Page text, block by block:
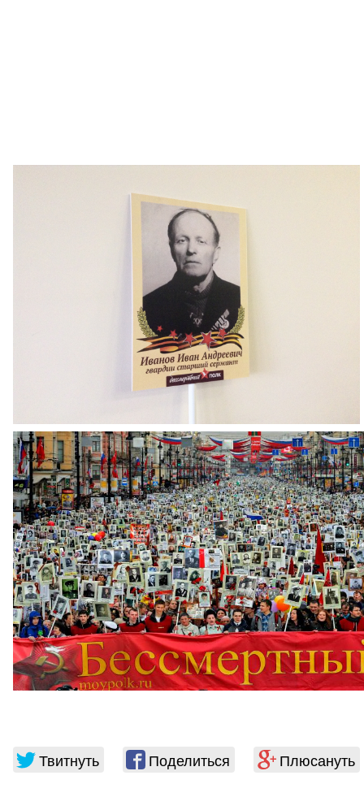
Твитнуть Поделиться Плюсануть